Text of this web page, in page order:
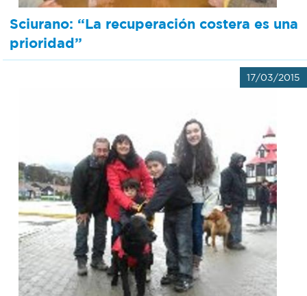
Sciurano: “La recuperación costera es una
prioridad”
17/03/2015